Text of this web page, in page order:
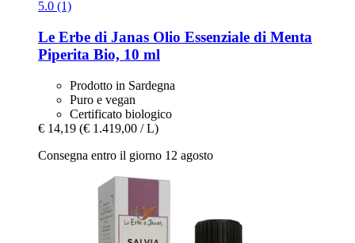
5.0 (1)
Le Erbe di Janas Olio Essenziale di Menta
Piperita Bio, 10 ml
Prodotto in Sardegna
Puro e vegan
Certificato biologico
€ 14,19 (€ 1.419,00 / L)
Consegna entro il giorno 12 agosto